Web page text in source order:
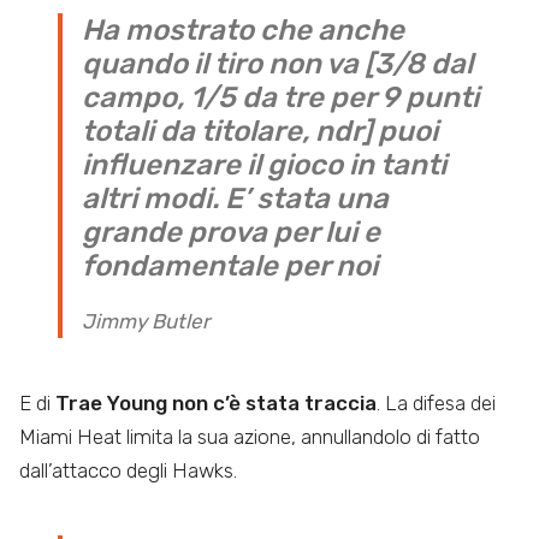
Ha mostrato che anche
quando il tiro non va [3/8 dal
campo, 1/5 da tre per 9 punti
totali da titolare, ndr] puoi
influenzare il gioco in tanti
altri modi. E’ stata una
grande prova per lui e
fondamentale per noi
Jimmy Butler
E di Trae Young non c’è stata traccia. La difesa dei
Miami Heat limita la sua azione, annullandolo di fatto
dall’attacco degli Hawks.